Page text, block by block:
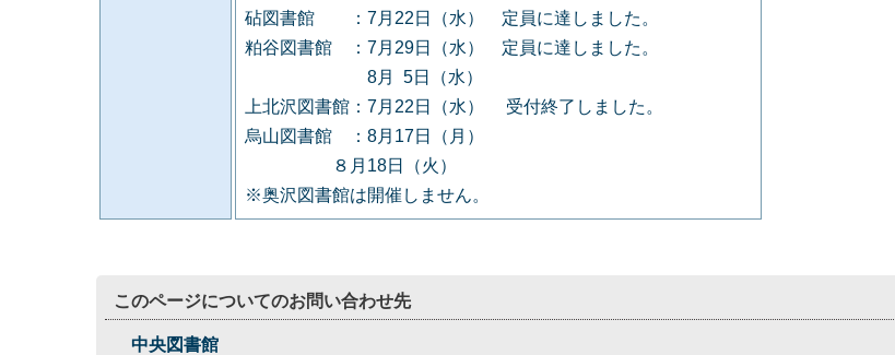
砧図書館 ：7月22日（水） 定員に達しました。
粕谷図書館 ：7月29日（水） 定員に達しました。
8月 5日（水）
上北沢図書館：7月22日（水） 受付終了しました。
烏山図書館 ：8月17日（月）
８月18日（火）
※奥沢図書館は開催しません。
このページについてのお問い合わせ先
中央図書館